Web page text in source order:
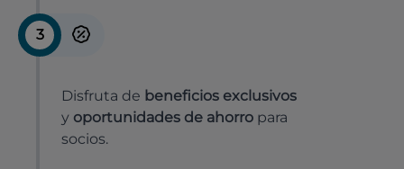
3
Disfruta de beneficios exclusivos
y oportunidades de ahorro para
socios.